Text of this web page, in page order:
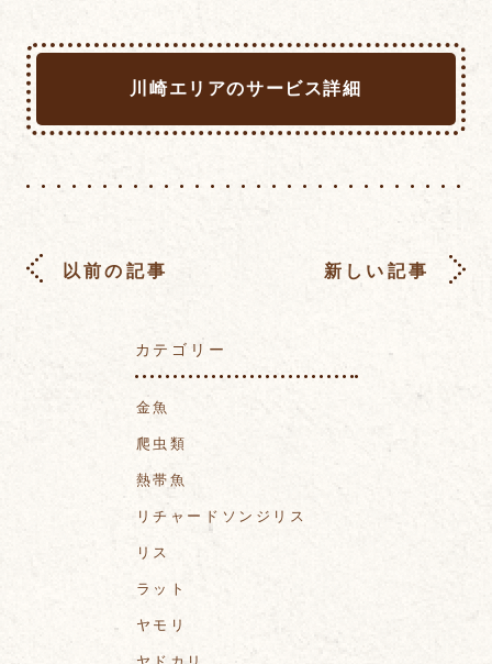
川崎エリアのサービス詳細
以前の記事 新しい記事
カテゴリー
金魚
爬虫類
熱帯魚
リチャードソンジリス
リス
ラット
ヤモリ